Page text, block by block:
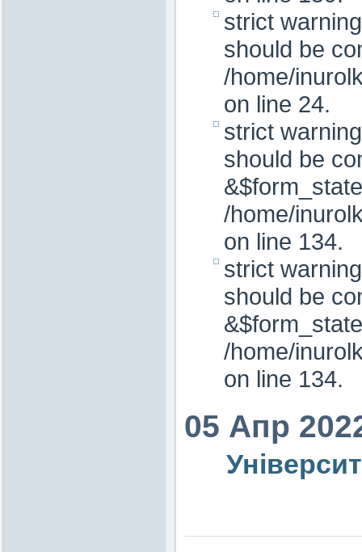
strict
should be
/home/
on line 24.
strict
should be
/home/
on line 134.
strict
should be
/home/
on line 134.
05 Апр